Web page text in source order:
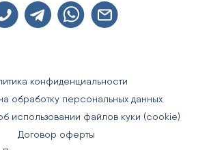
конфиденциальности
обработку персональных данных
использовании файлов куки (cookie)
Договор оферты